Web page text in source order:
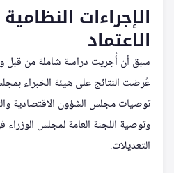
الإجراءات
الاعتماد
سبق أن أُجريت دراسة شاملة من قبل
عُرضت النتائج على هيئة الخبراء
توصيات مجلس الشؤون الاقتصادية
وتوصية اللجنة العامة لمجلس الوزراء
التعديلات.